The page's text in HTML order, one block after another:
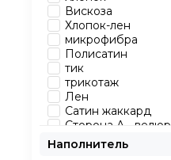
65*125
68*68
70*200
70*70
90*200
95*145
Вискоза
Хлопок-лен
микрофибра
Полисатин
тик
трикотаж
Лен
Сатин жаккард
Сторона А - велюр,
сторона В - сатин
Наполнитель